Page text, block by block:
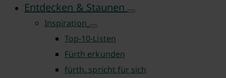
Entdecken & Staunen
Inspiration
Top-10-Listen
Fürth erkunden
fürth. spricht für sich